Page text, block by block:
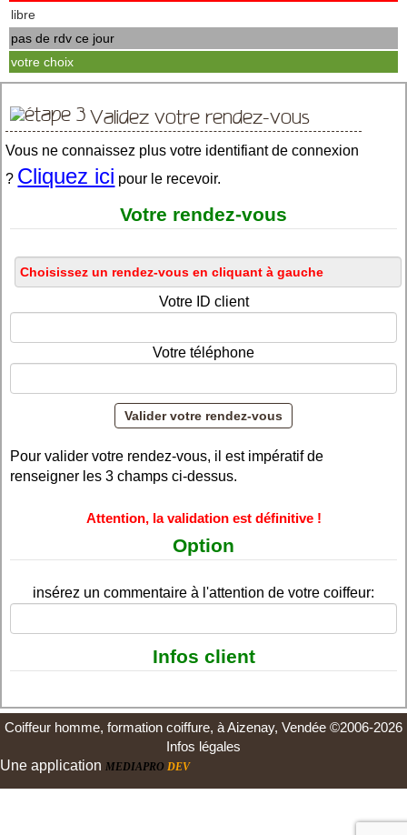
libre
pas de rdv ce jour
votre choix
Validez votre rendez-vous
Vous ne connaissez plus votre identifiant de connexion
? Cliquez ici pour le recevoir.
Votre rendez-vous
Votre ID client
Votre téléphone
Pour valider votre rendez-vous, il est impératif de
renseigner les 3 champs ci-dessus.
Attention, la validation est définitive !
Option
insérez un commentaire à l'attention de votre coiffeur:
Infos client
Coiffeur homme, formation coiffure, à Aizenay, Vendée ©2006-2026
Infos légales
Une application MEDIAPRO DEV